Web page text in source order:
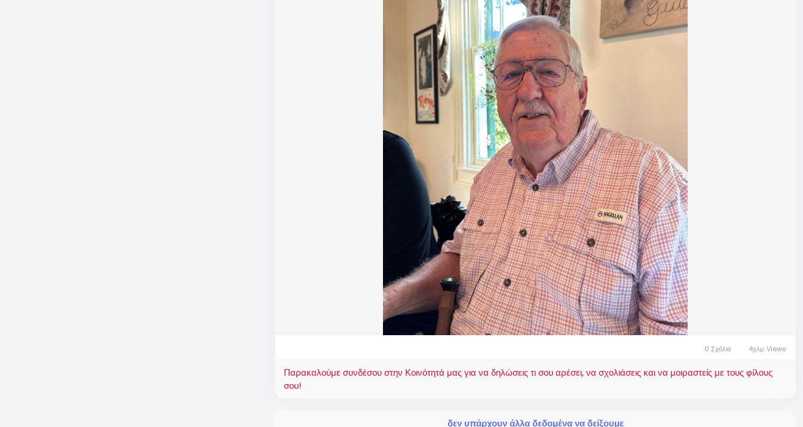
0 Σχόλια 4χλμ. Views
Παρακαλούμε συνδέσου στην Κοινότητά μας για να δηλώσεις τι σου αρέσει, να σχολιάσεις και να μοιραστείς με τους φίλους
σου!
δεν υπάρχουν άλλα δεδομένα να δείξουμε